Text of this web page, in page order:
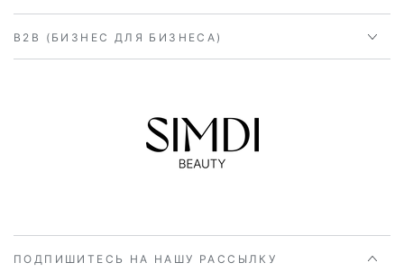
B2B (БИЗНЕС ДЛЯ БИЗНЕСА)
ПОДПИШИТЕСЬ НА НАШУ РАССЫЛКУ